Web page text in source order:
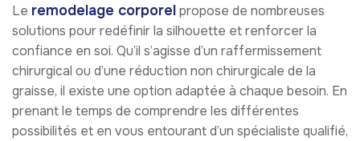
Le remodelage corporelpropose de nombreuses
solutions pour redéfinir la silhouette et renforcer la
confiance en soi. Qu’il s’agisse d’un raffermissement
chirurgical ou d’une réduction non chirurgicale de la
graisse, il existe une option adaptée à chaque besoin. En
prenant le temps de comprendre les différentes
possibilités et en vous entourant d’un spécialiste qualifié,